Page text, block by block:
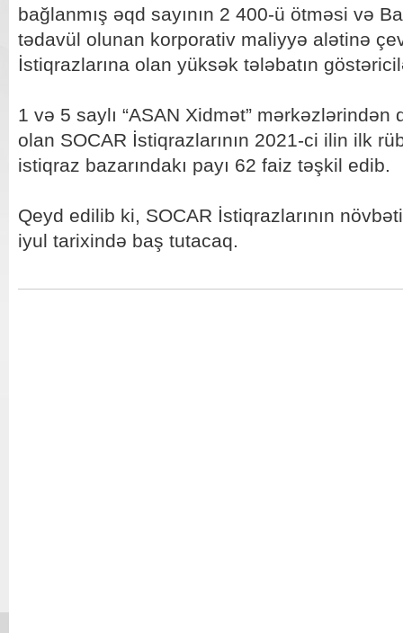
bağlanmış əqd sayının 2 400-ü ötməsi və
tədavül olunan korporativ maliyyə alətinə
İstiqrazlarına olan yüksək tələbatın
1 və 5 saylı “ASAN Xidmət”
olan SOCAR İstiqrazlarının 2021-ci ilin ilk
istiqraz bazarındakı payı 62 faiz təşkil edib.
Qeyd edilib ki, SOCAR İstiqrazlarının
iyul tarixində baş tutacaq.